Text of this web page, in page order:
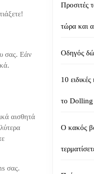
σας. Εάν
αισθητά
σας.
Προσιτές
τώρα και
Οδηγός
10
το
Ο κακός